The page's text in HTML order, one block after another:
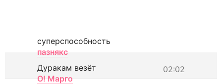
суперспособность
пазнякс
02:02
Дуракам везёт
О! Марго